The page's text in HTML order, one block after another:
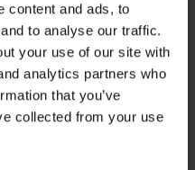
content and ads, to
to analyse our traffic.
your use of our site with
analytics partners who
that you’ve
collected from your use